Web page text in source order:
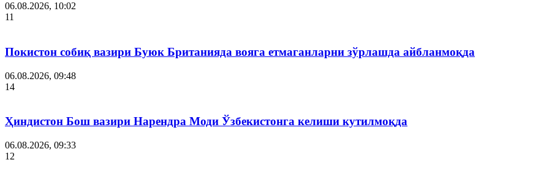
06.08.2026, 10:02
11
Покистон собиқ вазири Буюк Британияда вояга етмаганларни зўрлашда айбланмоқда
06.08.2026, 09:48
14
Ҳиндистон Бош вазири Нарендра Моди Ўзбекистонга келиши кутилмоқда
06.08.2026, 09:33
12